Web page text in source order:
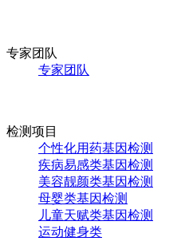
专家团队
专家团队
检测项目
个性化用药基因检测
疾病易感类基因检测
美容靓颜类基因检测
母婴类基因检测
儿童天赋类基因检测
运动健身类